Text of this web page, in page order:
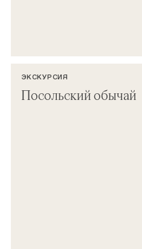
ЭКСКУРСИЯ
Посольский обычай